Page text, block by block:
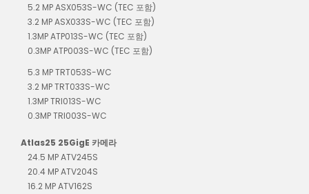
5.2 MP ASX053S-WC (TEC 포함)
3.2 MP ASX033S-WC (TEC 포함)
1.3MP ATP013S-WC (TEC 포함)
0.3MP ATP003S-WC (TEC 포함)
5.3 MP TRT053S-WC
3.2 MP TRT033S-WC
1.3MP TRI013S-WC
0.3MP TRI003S-WC
Atlas25 25GigE 카메라
24.5 MP ATV245S
20.4 MP ATV204S
16.2 MP ATV162S